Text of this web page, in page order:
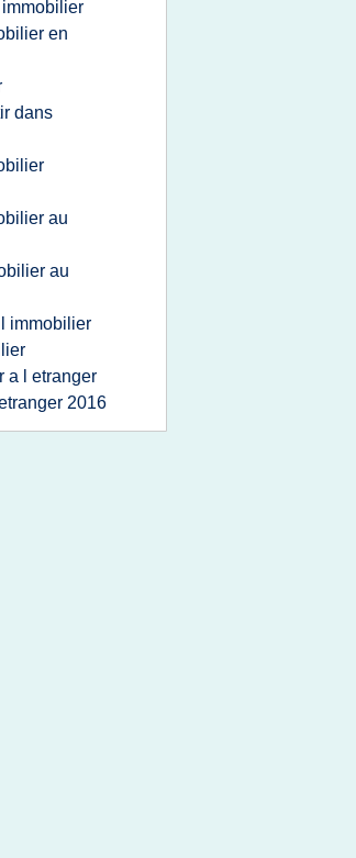
en
dans
au
au
immobilier
a l etranger
2016